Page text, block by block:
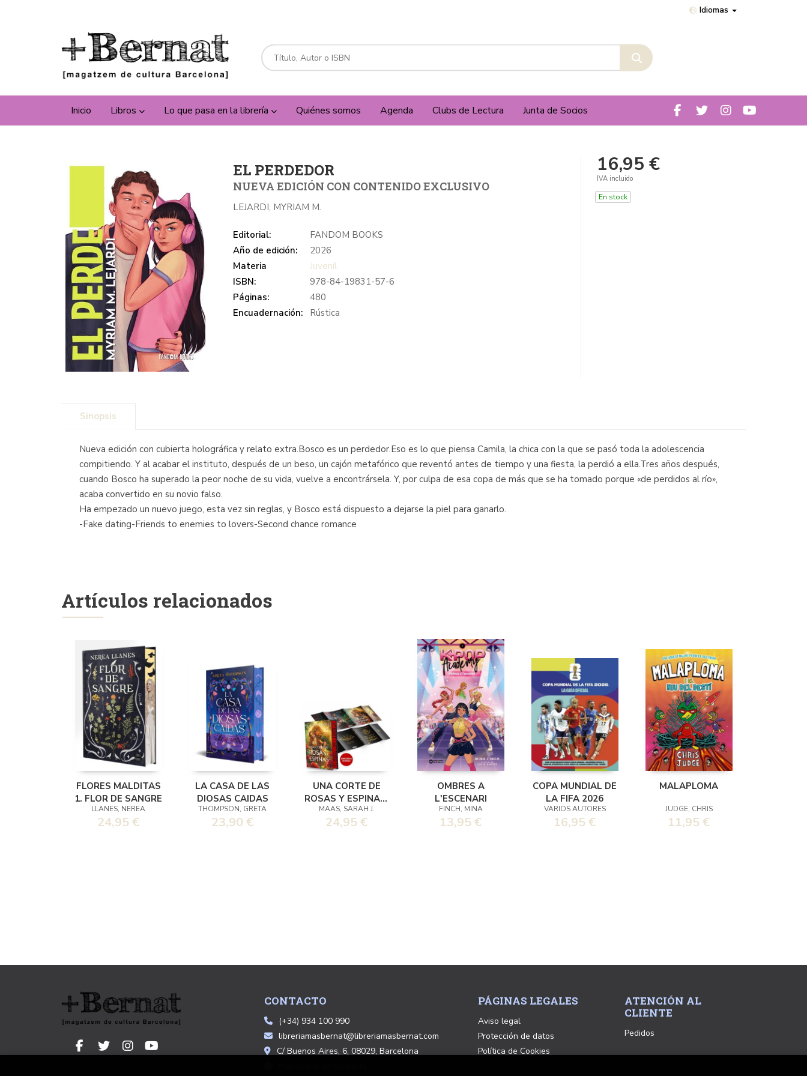
Idiomas
Inicio Libros Lo que pasa en la librería Quiénes somos Agenda Clubs de Lectura Junta de Socios
EL PERDEDOR
NUEVA EDICIÓN CON CONTENIDO EXCLUSIVO
LEJARDI, MYRIAM M.
Editorial:
FANDOM BOOKS
Año de edición:
2026
Materia
Juvenil
ISBN:
978-84-19831-57-6
Páginas:
480
Encuadernación:
Rústica
16,95 €
IVA incluido
En stock
Sinopsis
Nueva edición con cubierta holográfica y relato extra.Bosco es un perdedor.Eso es lo que piensa Camila, la chica con la que se pasó toda la adolescencia
compitiendo. Y al acabar el instituto, después de un beso, un cajón metafórico que reventó antes de tiempo y una fiesta, la perdió a ella.Tres años después,
cuando Bosco ha superado la peor noche de su vida, vuelve a encontrársela. Y, por culpa de esa copa de más que se ha tomado porque «de perdidos al río»,
acaba convertido en su novio falso.
Ha empezado un nuevo juego, esta vez sin reglas, y Bosco está dispuesto a dejarse la piel para ganarlo.
-Fake dating-Friends to enemies to lovers-Second chance romance
Artículos relacionados
FLORES MALDITAS
1. FLOR DE SANGRE
LLANES, NEREA
24,95 €
LA CASA DE LAS
DIOSAS CAIDAS
THOMPSON, GRETA
23,90 €
UNA CORTE DE
ROSAS Y ESPINAS.
EDICION ESPECIAL
CON
MAAS, SARAH J.
24,95 €
OMBRES A
L'ESCENARI
FINCH, MINA
13,95 €
COPA MUNDIAL DE
LA FIFA 2026
VARIOS AUTORES
16,95 €
MALAPLOMA
JUDGE, CHRIS
11,95 €
CONTACTO
(+34) 934 100 990
libreriamasbernat@libreriamasbernat.com
C/ Buenos Aires, 6, 08029, Barcelona
PÁGINAS LEGALES
Aviso legal
Protección de datos
Política de Cookies
ATENCIÓN AL
CLIENTE
Pedidos